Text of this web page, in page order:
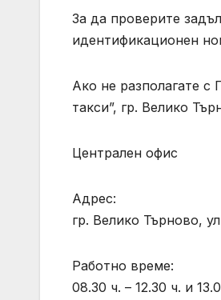
За да проверите
идентификационен
Ако не разполагате
такси”, гр. Велико
Централен офис
Адрес:
гр. Велико Търново,
Работно време:
08.30 ч. – 12.30 ч. и